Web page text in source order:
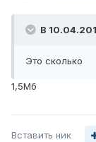
В
Это сколько
1,5Мб
Вставить ник